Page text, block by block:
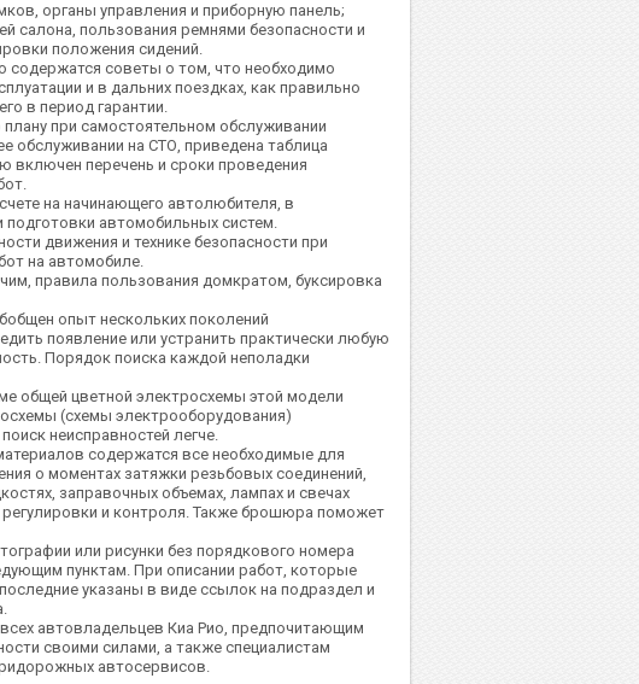
органы управления и приборную панель;
салона, пользования ремнями безопасности и
положения сидений.
содержатся советы о том, что необходимо
и в дальних поездках, как правильно
в период гарантии.
при самостоятельном обслуживании
обслуживании на СТО, приведена таблица
включен перечень и сроки проведения
на начинающего автолюбителя, в
автомобильных систем.
движения и технике безопасности при
на автомобиле.
правила пользования домкратом, буксировка
опыт нескольких поколений
появление или устранить практически любую
Порядок поиска каждой неполадки
общей цветной электросхемы этой модели
(схемы электрооборудования)
неисправностей легче.
содержатся все необходимые для
о моментах затяжки резьбовых соединений,
заправочных объемах, лампах и свечах
и контроля. Также брошюра поможет
или рисунки без порядкового номера
пунктам. При описании работ, которые
указаны в виде ссылок на подраздел и
автовладельцев Киа Рио, предпочитающим
своими силами, а также специалистам
автосервисов.